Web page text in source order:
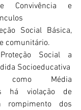
Convivência e
Social Básica,
comunitário.
Social a
Socioeducativa
como Média
há violação de
rompimento dos